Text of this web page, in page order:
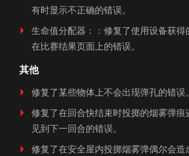
有时显示不正确的错误。
生命值分配器：：修复了使用设备获得
在比赛结果页面上的错误。
其他
修复了某些物体上不会出现弹孔的错误。
修复了在回合快结束时投掷的烟雾弹痕
见到下一回合的错误。
修复了在安全屋内投掷烟雾弹偶尔会造